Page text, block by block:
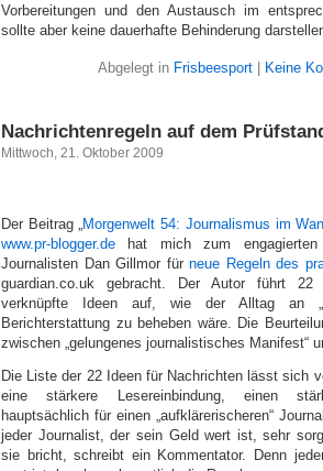
Vorbereitungen und den Austausch im
sollte aber keine dauerhafte Behinderung
Abgelegt in Frisbeesport Keine
Nachrichtenregeln auf dem
Mittwoch, 21. Oktober 2009
Der Beitrag „
Morgenwelt 54: Journalismus im
www.pr-blogger.de hat mich zum
Journalisten Dan Gillmor fürneue Regeln des
guardian.co.uk gebracht. Der Autor führt
verknüpfte Ideen auf, wie der Alltag an
Berichterstattung zu beheben wäre. Die
zwischen „gelungenes journalistisches Manifest“
Die Liste der 22 Ideen für Nachrichten lässt sich
eine stärkere Lesereinbindung, einen
hauptsächlich für einen „aufklärerischeren“
jeder Journalist, der sein Geld wert ist, sehr
sie bricht, schreibt ein Kommentator. Denn